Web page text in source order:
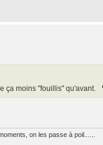
ça moins "fouillis" qu'avant.
on les passe à poil......